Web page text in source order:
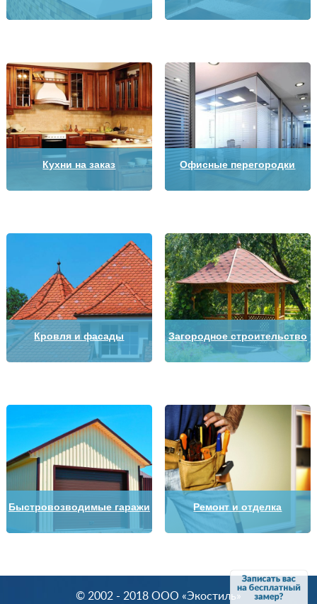
Кухни на заказ Офисные перегородки
Кровля и фасады Загородное строительство
Быстровозводимые гаражи Ремонт и отделка
© 2002 - 2018 OOO «Экостиль»